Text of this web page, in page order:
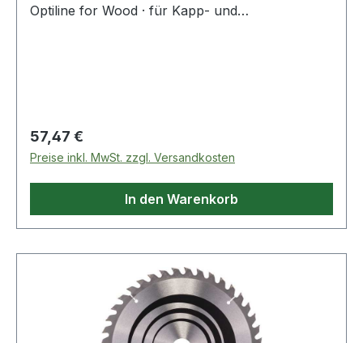
Optiline for Wood · für Kapp- und
Regulärer Preis:
57,47 €
Preise inkl. MwSt. zzgl. Versandkosten
In den Warenkorb